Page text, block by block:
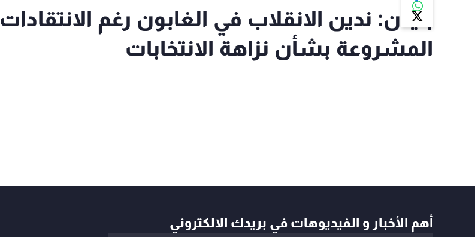
بايدن: ندين الانقلاب في الغابون رغم الانتقادات
المشروعة بشأن نزاهة الانتخابات
أهم الأخبار و الفيديوهات في بريدك الالكتروني